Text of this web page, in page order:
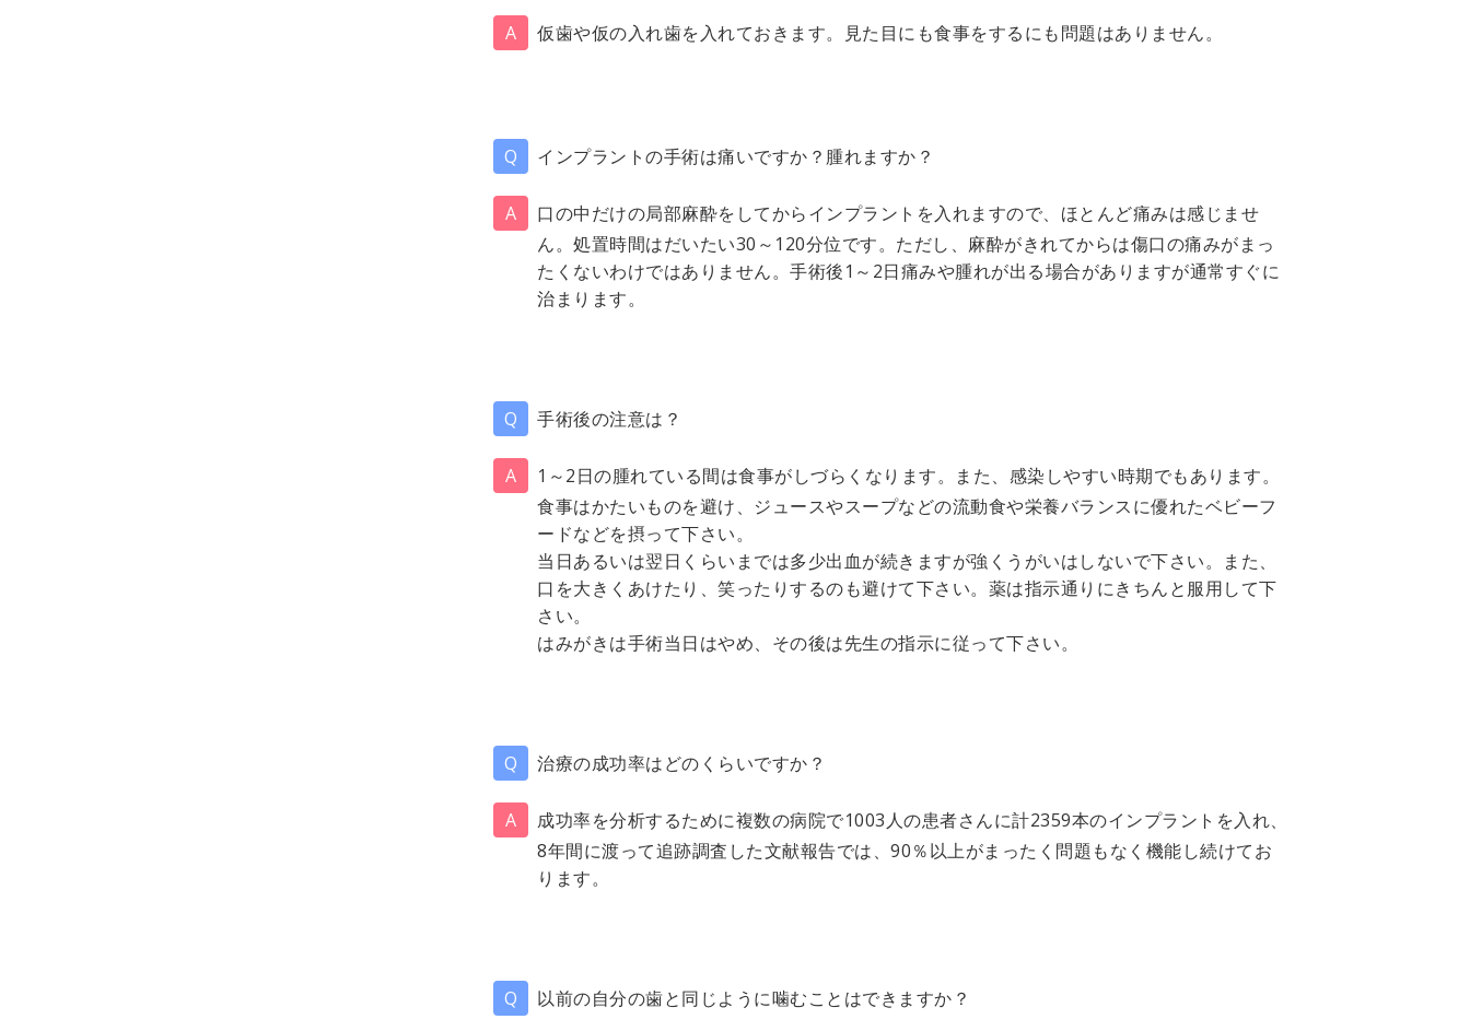
仮歯や仮の入れ歯を入れておきます。見た目にも食事をするにも問題はありません。
インプラントの手術は痛いですか？腫れますか？
口の中だけの局部麻酔をしてからインプラントを入れますので、ほとんど痛みは感じませ
ん。処置時間はだいたい30～120分位です。ただし、麻酔がきれてからは傷口の痛みがまっ
たくないわけではありません。手術後1～2日痛みや腫れが出る場合がありますが通常すぐに
治まります。
手術後の注意は？
1～2日の腫れている間は食事がしづらくなります。また、感染しやすい時期でもあります。
食事はかたいものを避け、ジュースやスープなどの流動食や栄養バランスに優れたベビーフ
ードなどを摂って下さい。
当日あるいは翌日くらいまでは多少出血が続きますが強くうがいはしないで下さい。また、
口を大きくあけたり、笑ったりするのも避けて下さい。薬は指示通りにきちんと服用して下
さい。
はみがきは手術当日はやめ、その後は先生の指示に従って下さい。
治療の成功率はどのくらいですか？
成功率を分析するために複数の病院で1003人の患者さんに計2359本のインプラントを入れ、
8年間に渡って追跡調査した文献報告では、90％以上がまったく問題もなく機能し続けてお
ります。
以前の自分の歯と同じように噛むことはできますか？